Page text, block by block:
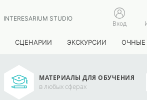
INTERESARIUM STUDIO
Вход
СЦЕНАРИИ ЭКСКУРСИИ ОЧНЫЕ
МАТЕРИАЛЫ ДЛЯ ОБУЧЕНИЯ
в любых сферах